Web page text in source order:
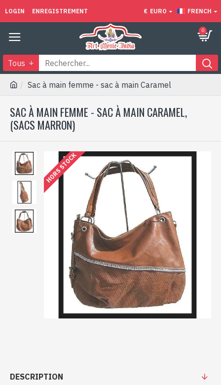
LOGIN ENREGISTREMENT € EURO FRENCH
0
Tous
Sac à main femme - sac à main Caramel
SAC À MAIN FEMME - SAC À MAIN CARAMEL,
(SACS MARRON)
HORS STOCK
DESCRIPTION